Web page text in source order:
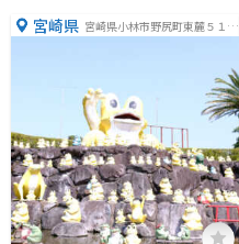
宮崎県 宮崎県小林市野尻町東麓５１６